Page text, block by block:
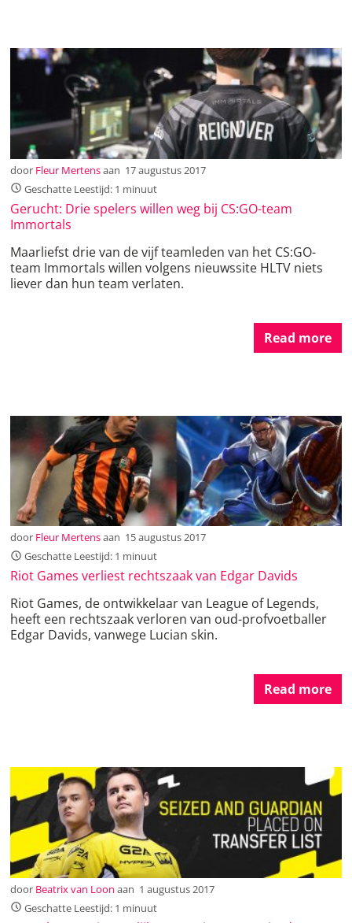
door Fleur Mertensaan 17 augustus 2017
Geschatte Leestijd: 1 minuut
Gerucht: Drie spelers willen weg bij CS:GO-team
Immortals
Maarliefst drie van de vijf teamleden van het CS:GO-
team Immortals willen volgens nieuwssite HLTV niets
liever dan hun team verlaten.
Read more
door Fleur Mertensaan 15 augustus 2017
Geschatte Leestijd: 1 minuut
Riot Games verliest rechtszaak van Edgar Davids
Riot Games, de ontwikkelaar van League of Legends,
heeft een rechtszaak verloren van oud-profvoetballer
Edgar Davids, vanwege Lucian skin.
Read more
door Beatrix van Loon aan 1 augustus 2017
Geschatte Leestijd: 1 minuut